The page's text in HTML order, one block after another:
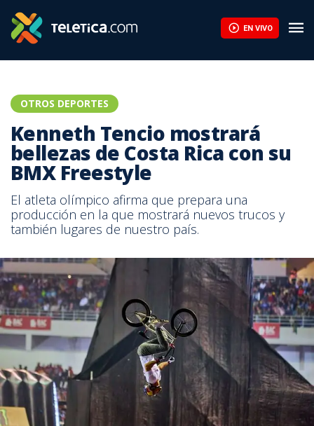
EN VIVO
OTROS DEPORTES
Kenneth Tencio mostrará
bellezas de Costa Rica con su
BMX Freestyle
El atleta olímpico afirma que prepara una
producción en la que mostrará nuevos trucos y
también lugares de nuestro país.